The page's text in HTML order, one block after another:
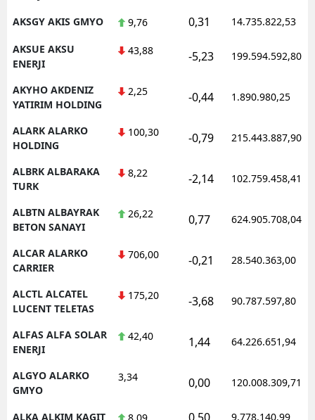
AKSGY AKIS GMYO
9,76 0,31 14.735.822,53
AKSUE AKSU
ENERJI
43,88 -5,23 199.594.592,80
AKYHO AKDENIZ
YATIRIM HOLDING
2,25 -0,44 1.890.980,25
ALARK ALARKO
HOLDING
100,30 -0,79 215.443.887,90
ALBRK ALBARAKA
TURK
8,22 -2,14 102.759.458,41
ALBTN ALBAYRAK
BETON SANAYI
26,22 0,77 624.905.708,04
ALCAR ALARKO
CARRIER
706,00 -0,21 28.540.363,00
ALCTL ALCATEL
LUCENT TELETAS
175,20 -3,68 90.787.597,80
ALFAS ALFA SOLAR
ENERJI
42,40 1,44 64.226.651,94
ALGYO ALARKO
GMYO
3,34 0,00 120.008.309,71
ALKA ALKIM KAGIT 8,09 9.778.140,99